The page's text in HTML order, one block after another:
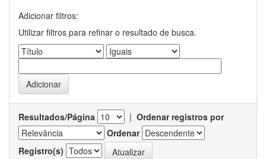
Adicionar filtros:
Utilizar filtros para refinar o resultado de busca.
Resultados/Página | Ordenar registros por
Ordenar
Registro(s)